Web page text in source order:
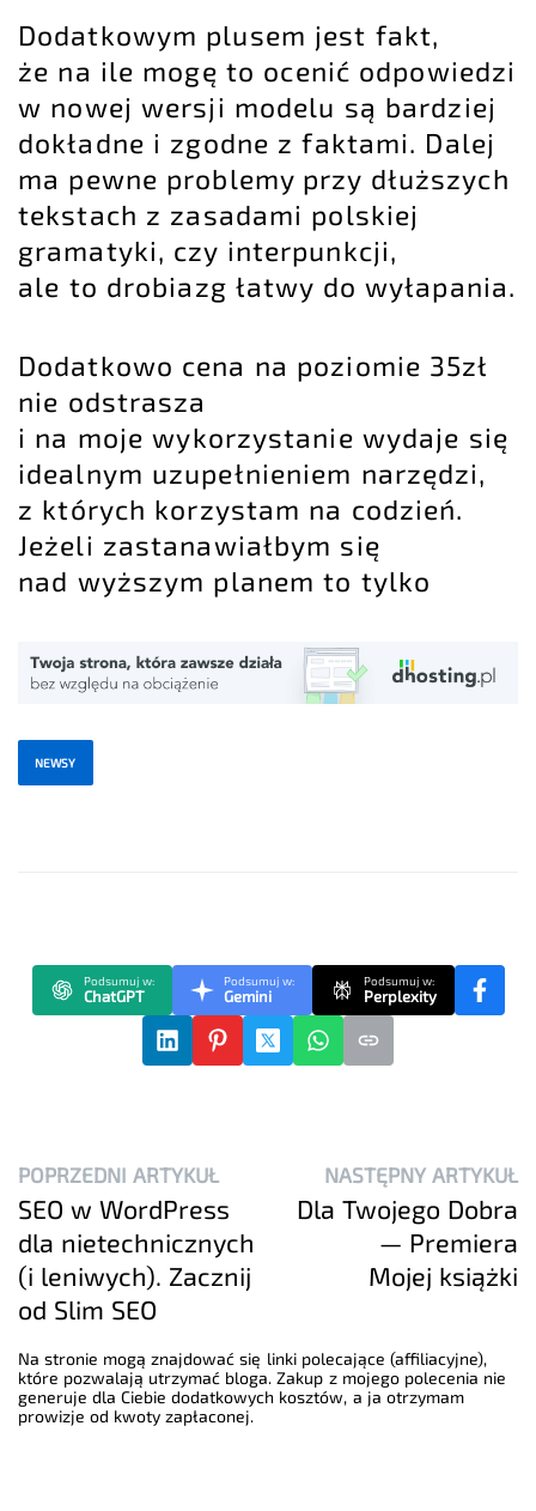
Dodatkowym plusem jest fakt,
że na ile mogę to ocenić odpowiedzi
w nowej wersji modelu są bardziej
dokładne i zgodne z faktami. Dalej
ma pewne problemy przy dłuższych
tekstach z zasadami polskiej
gramatyki, czy interpunkcji,
ale to drobiazg łatwy do wyłapania.
Dodatkowo cena na poziomie 35zł
nie odstrasza
i na moje wykorzystanie wydaje się
idealnym uzupełnieniem narzędzi,
z których korzystam na codzień.
Jeżeli zastanawiałbym się
nad wyższym planem to tylko
NEWSY
Podsumuj w:
ChatGPT
Podsumuj w:
Gemini
Podsumuj w:
Perplexity
POPRZEDNI ARTYKUŁ
SEO w WordPress
dla nietechnicznych
(i leniwych). Zacznij
od Slim SEO
NASTĘPNY ARTYKUŁ
Dla Twojego Dobra
— Premiera
Mojej książki
Na stronie mogą znajdować się linki polecające (affiliacyjne),
które pozwalają utrzymać bloga. Zakup z mojego polecenia nie
generuje dla Ciebie dodatkowych kosztów, a ja otrzymam
prowizje od kwoty zapłaconej.